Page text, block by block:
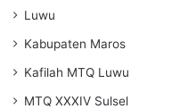
Luwu
Kabupaten Maros
Kafilah MTQ Luwu
MTQ XXXIV Sulsel